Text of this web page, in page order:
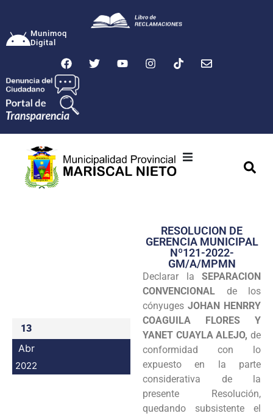
Munimoq
Digital
Transparencia
Seguridad
Programas
Intranet
13
Abr
2022
RESOLUCION DE
GERENCIA MUNICIPAL
Nº121-2022-
GM/A/MPMN
Declarar la SEPARACION
CONVENCIONAL de los
cónyuges JOHAN HENRRY
COAGUILA FLORES Y
YANET CUAYLA ALEJO, de
conformidad con lo
expuesto en la parte
considerativa de la
presente Resolución,
quedando subsistente el